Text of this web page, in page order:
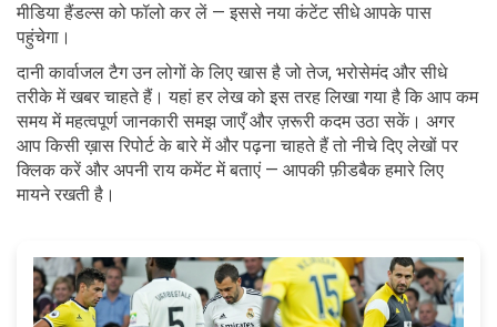
मीडिया हैंडल्स को फॉलो कर लें — इससे नया कंटेंट सीधे आपके पास
पहुंचेगा।
दानी कार्वाजल टैग उन लोगों के लिए खास है जो तेज, भरोसेमंद और सीधे
तरीके में खबर चाहते हैं। यहां हर लेख को इस तरह लिखा गया है कि आप कम
समय में महत्वपूर्ण जानकारी समझ जाएँ और ज़रूरी कदम उठा सकें। अगर
आप किसी ख़ास रिपोर्ट के बारे में और पढ़ना चाहते हैं तो नीचे दिए लेखों पर
क्लिक करें और अपनी राय कमेंट में बताएं — आपकी फ़ीडबैक हमारे लिए
मायने रखती है।